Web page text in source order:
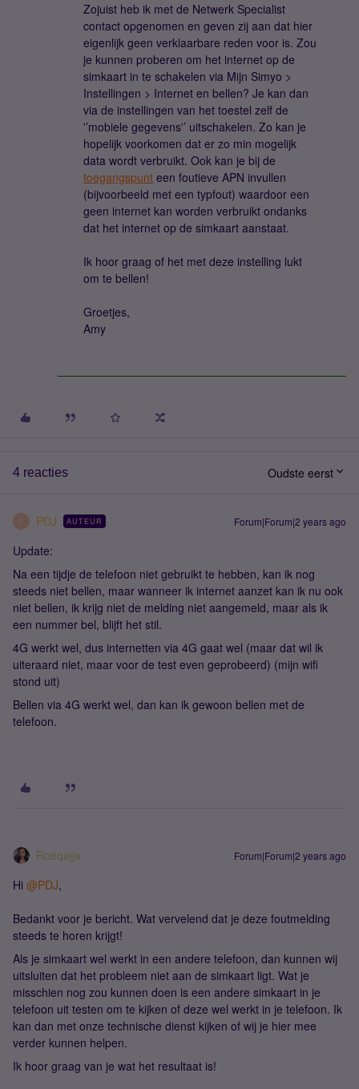
Zojuist heb ik met de Netwerk Specialist
contact opgenomen en geven zij aan dat hier
eigenlijk geen verklaarbare reden voor is. Zou
je kunnen proberen om het internet op de
simkaart in te schakelen via Mijn Simyo >
Instellingen > Internet en bellen? Je kan dan
via de instellingen van het toestel zelf de
'’mobiele gegevens'’ uitschakelen. Zo kan je
hopelijk voorkomen dat er zo min mogelijk
data wordt verbruikt. Ook kan je bij de
toegangspunt een foutieve APN invullen
(bijvoorbeeld met een typfout) waardoor een
geen internet kan worden verbruikt ondanks
dat het internet op de simkaart aanstaat.
Ik hoor graag of het met deze instelling lukt
om te bellen!
Groetjes,
Amy
4 reacties Oudste eerst
P PDJ AUTEUR Forum|Forum|2 years ago
Update:
Na een tijdje de telefoon niet gebruikt te hebben, kan ik nog
steeds niet bellen, maar wanneer ik internet aanzet kan ik nu ook
niet bellen, ik krijg niet de melding niet aangemeld, maar als ik
een nummer bel, blijft het stil.
4G werkt wel, dus internetten via 4G gaat wel (maar dat wil ik
uiteraard niet, maar voor de test even geprobeerd) (mijn wifi
stond uit)
Bellen via 4G werkt wel, dan kan ik gewoon bellen met de
telefoon.
Roeqajja Forum|Forum|2 years ago
Hi @PDJ,
Bedankt voor je bericht. Wat vervelend dat je deze foutmelding
steeds te horen krijgt!
Als je simkaart wel werkt in een andere telefoon, dan kunnen wij
uitsluiten dat het probleem niet aan de simkaart ligt. Wat je
misschien nog zou kunnen doen is een andere simkaart in je
telefoon uit testen om te kijken of deze wel werkt in je telefoon. Ik
kan dan met onze technische dienst kijken of wij je hier mee
verder kunnen helpen.
Ik hoor graag van je wat het resultaat is!